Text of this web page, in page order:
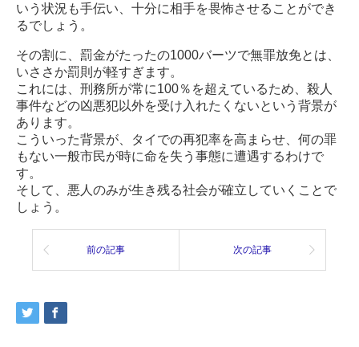
いう状況も手伝い、十分に相手を畏怖させることができ
るでしょう。
その割に、罰金がたったの1000バーツで無罪放免とは、
いささか罰則が軽すぎます。
これには、刑務所が常に100％を超えているため、殺人
事件などの凶悪犯以外を受け入れたくないという背景が
あります。
こういった背景が、タイでの再犯率を高まらせ、何の罪
もない一般市民が時に命を失う事態に遭遇するわけで
す。
そして、悪人のみが生き残る社会が確立していくことで
しょう。
前の記事 次の記事